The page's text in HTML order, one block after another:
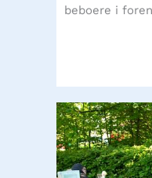
beboere i